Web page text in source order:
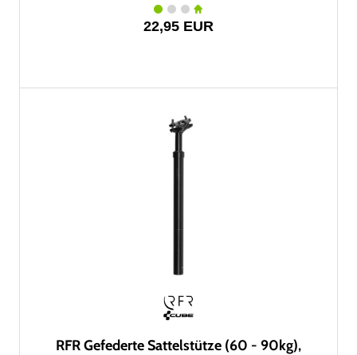
22,95 EUR
RFR Gefederte Sattelstütze (60 - 90kg),